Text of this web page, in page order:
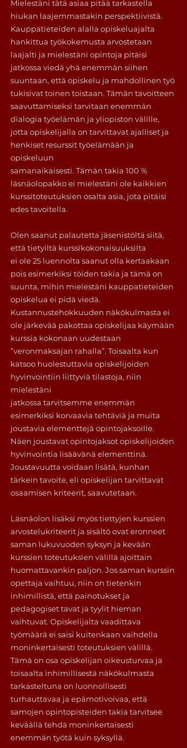
Mielestäni tätä asiaa pitää tarkastella
hiukan laajemmastakin perspektiivistä.
Kauppatieteiden alalla opiskeluajalta
hankittua työkokemusta arvostetaan
laajalti ja mielestäni opintoja pitäisi
jatkossa viedä yhä enemmän siihen
suuntaan, että opiskelu ja mahdollinen työ
tukisivat toinen toistaan. Tämän tavoitteen
saavuttamiseksi tarvitaan enemmän
dialogia työelämän ja yliopiston välille,
jotta opiskelijalla on tarvittavat ajalliset ja
henkiset resurssit työelämään ja
opiskeluun
samanaikaisesti. Tämän takia 100 %
läsnäolopakko ei mielestäni ole kaikkien
kurssitoteutuksien osalta asia, jota pitäisi
edes tavoitella.
Olen saanut palautetta jäsenistöltä siitä,
että tietyiltä kurssikokonaisuuksilta
ei ole 25 luennolta saanut olla kertaakaan
pois esimerkiksi töiden takia ja tämä on
suunta, mihin mielestäni kauppatieteiden
opiskelua ei pidä viedä.
Kustannustehokkuuden näkökulmasta ei
ole järkevää pakottaa opiskelijaa käymään
kurssia kokonaan uudestaan
”veronmaksajan rahalla”. Toisaalta kun
katsoo huolestuttavia opiskelijoiden
hyvinvointiin liittyviä tilastoja, niin
mielestäni
jatkossa tarvitsemme enemmän
esimerkiksi korvaavia tehtäviä ja muita
joustavia elementtejä opintojaksoille.
Näen joustavat opintojaksot opiskelijoiden
hyvinvointia lisäävänä elementtinä.
Joustavuutta voidaan lisätä, kunhan
tärkein tavoite, eli opiskelijan tarvittavat
osaamisen kriteerit, saavutetaan.
Läsnäolon lisäksi myös tiettyjen kurssien
arvostelukriteerit ja sisältö ovat eronneet
saman lukuvuoden syksyn ja kevään
kurssien toteutuksien välillä ajoittain
huomattavankin paljon. Jos saman kurssin
opettaja vaihtuu, niin on tietenkin
inhimillistä, että painotukset ja
pedagogiset tavat ja tyylit hieman
vaihtuvat. Opiskelijalta vaadittava
työmäärä ei saisi kuitenkaan vaihdella
moninkertaisesti toteutuksien välillä.
Tämä on osa opiskelijan oikeusturvaa ja
toisaalta inhimillisestä näkökulmasta
tarkasteltuna on luonnollisesti
turhauttavaa ja epämotivoivaa, että
samojen opintopisteiden takia tarvitsee
keväällä tehdä moninkertaisesti
enemmän työtä kuin syksyllä.